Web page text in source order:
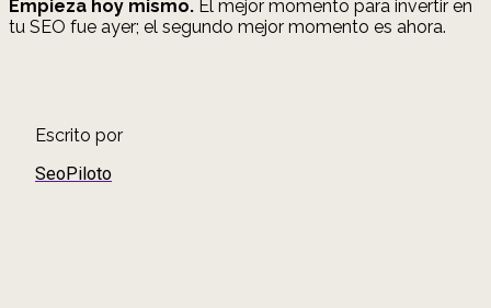
Empieza hoy mismo. El mejor momento para invertir en
tu SEO fue ayer; el segundo mejor momento es ahora.
Escrito por
SeoPiloto